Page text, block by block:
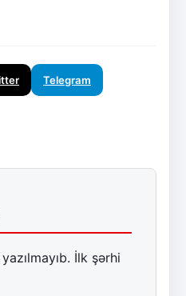
Telegram
İlk şərhi